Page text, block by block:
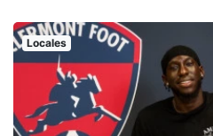
Locales